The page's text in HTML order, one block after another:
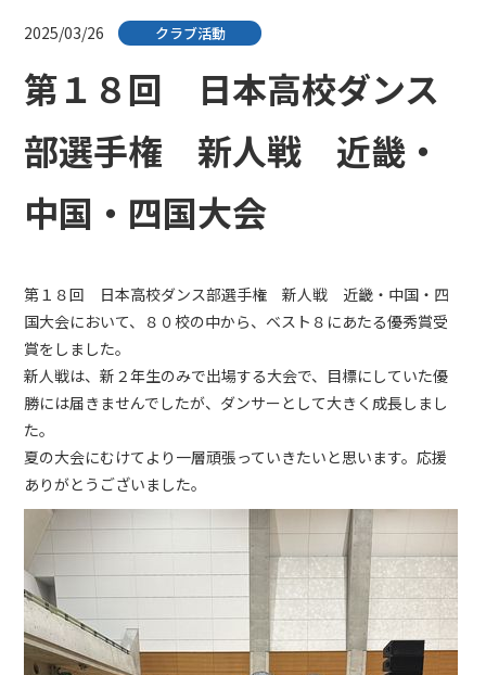
2025/03/26 クラブ活動
第１８回 日本高校ダンス
部選手権 新人戦 近畿・
中国・四国大会
第１８回 日本高校ダンス部選手権 新人戦 近畿・中国・四
国大会において、８０校の中から、ベスト８にあたる優秀賞受
賞をしました。
新人戦は、新２年生のみで出場する大会で、目標にしていた優
勝には届きませんでしたが、ダンサーとして大きく成長しまし
た。
夏の大会にむけてより一層頑張っていきたいと思います。応援
ありがとうございました。